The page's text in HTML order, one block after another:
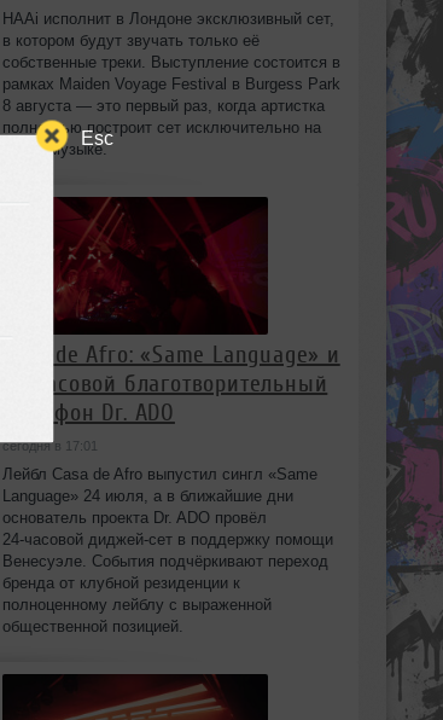
Esc
HAAi исполнит в Лондоне эксклюзивный сет,
в котором будут звучать только её
собственные треки. Выступление состоится в
рамках Maiden Voyage Festival в Burgess Park
8 августа — это первый раз, когда артистка
полностью построит сет исключительно на
своей музыке.
Casa de Afro: «Same Language» и
24‑часовой благотворительный
марафон Dr. ADO
сегодня в 17:01
Лейбл Casa de Afro выпустил сингл «Same
Language» 24 июля, а в ближайшие дни
основатель проекта Dr. ADO провёл
24‑часовой диджей‑сет в поддержку помощи
Венесуэле. События подчёркивают переход
бренда от клубной резиденции к
полноценному лейблу с выраженной
общественной позицией.